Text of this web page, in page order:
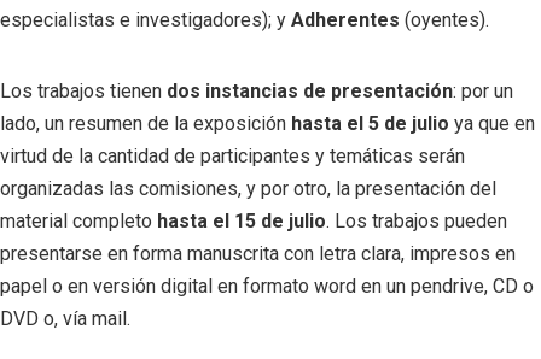
especialistas e investigadores); y Adherentes (oyentes).
Los trabajos tienen dos instancias de presentación: por un
lado, un resumen de la exposición hasta el 5 de julio ya que en
virtud de la cantidad de participantes y temáticas serán
organizadas las comisiones, y por otro, la presentación del
material completo hasta el 15 de julio. Los trabajos pueden
presentarse en forma manuscrita con letra clara, impresos en
papel o en versión digital en formato word en un pendrive, CD o
DVD o, vía mail.